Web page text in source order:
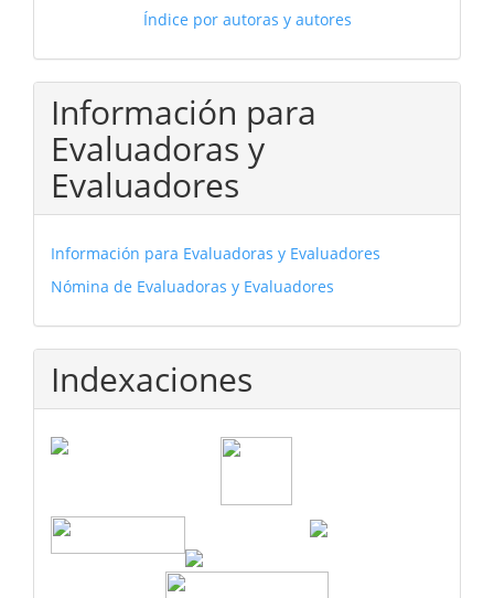
Índice por autoras y autores
Información para
Evaluadoras y
Evaluadores
Información para Evaluadoras y Evaluadores
Nómina de Evaluadoras y Evaluadores
Indexaciones